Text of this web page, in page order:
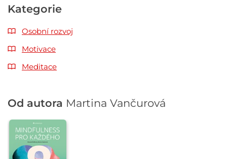
Kategorie
Osobní rozvoj
Motivace
Meditace
Od autora Martina Vančurová